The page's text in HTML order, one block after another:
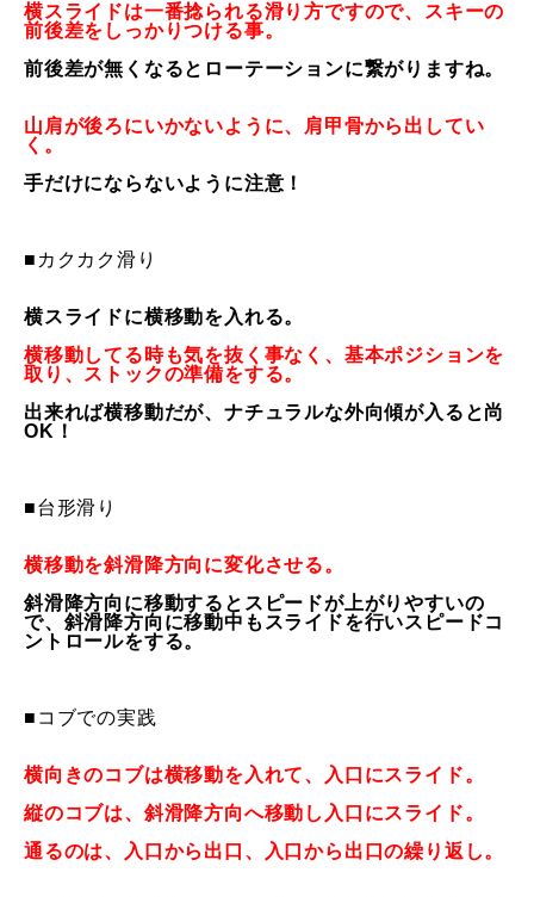
よくある質問
最新レッスン動画
レッスン動画一覧
無料プレゼント動画
プレゼント
プレゼント付メルマガ
お問合せ 特定商取引法に基づく表記 プライバシーポリシー
横スライドは一番捻られる滑り方ですので、
スキーの
前後差をしっかりつける事。
前後差が無くなるとローテーションに繋がりますね。
山肩が後ろにいかないように、肩甲骨から出してい
く。
手だけにならないように注意！
■カクカク滑り
横スライドに横移動を入れる。
横移動してる時も気を抜く事なく、基本ポジションを
取り、 ストックの準備をする。
出来れば横移動だが、ナチュラルな外向傾が入ると尚
OK！
■台形滑り
横移動を斜滑降方向に変化させる。
斜滑降方向に移動するとスピードが上がりやすいの
で、 斜滑降方向に移動中もスライドを行いスピードコ
ントロールをする。
■コブでの実践
横向きのコブは横移動を入れて、入口にスライド。
縦のコブは、斜滑降方向へ移動し入口にスライド。
通るのは、入口から出口、入口から出口の繰り返し。